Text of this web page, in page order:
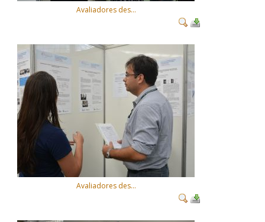
Avaliadores des...
Avaliadores des...